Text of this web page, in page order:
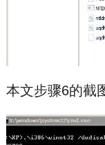
本文步骤6的截